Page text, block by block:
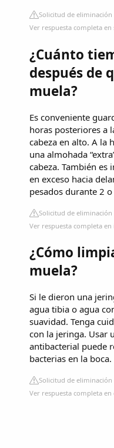
Solicitud de eliminación
Ver respuesta completa en
¿Cuánto
después de
muela?
Es conveniente
horas posteriores a
cabeza en alto. A la
una almohada
cabeza. También
en exceso hacia
pesados durante 2
Solicitud de eliminación
Ver respuesta completa
¿Cómo
muela?
Si le dieron una
agua tibia o agua
suavidad. Tenga
con la jeringa. Usar
antibacterial puede
bacterias en la boca.
Solicitud de eliminación
Ver respuesta completa en